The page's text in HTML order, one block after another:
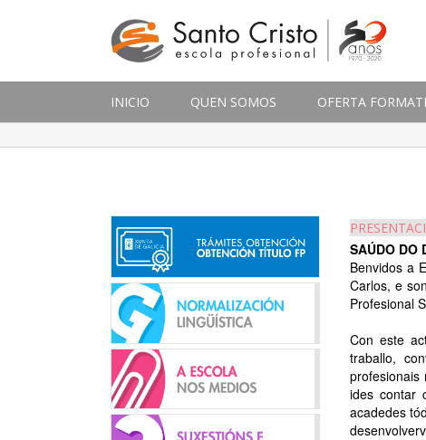
INICIO QUEN SOMOS OFERTA
SAÚDO DO
Benvidos a
Carlos, e
Profesional
Con este
traballo,
profesionais
ides contar
acadedes